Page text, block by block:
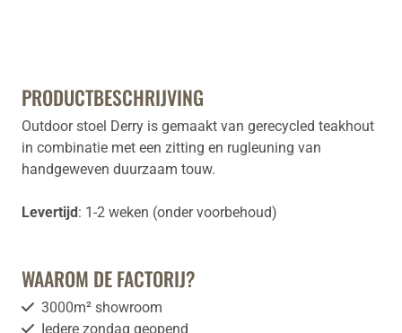
PRODUCTBESCHRIJVING
Outdoor stoel Derry is gemaakt van gerecycled teakhout
in combinatie met een zitting en rugleuning van
handgeweven duurzaam touw.
Levertijd: 1-2 weken (onder voorbehoud)
WAAROM DE FACTORIJ?
3000m² showroom
Iedere zondag geopend